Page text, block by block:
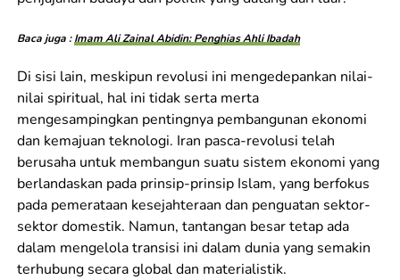
Baca juga :Imam Ali Zainal Abidin: Penghias Ahli Ibadah
Di sisi lain, meskipun revolusi ini mengedepankan nilai-
nilai spiritual, hal ini tidak serta merta
mengesampingkan pentingnya pembangunan ekonomi
dan kemajuan teknologi. Iran pasca-revolusi telah
berusaha untuk membangun suatu sistem ekonomi yang
berlandaskan pada prinsip-prinsip Islam, yang berfokus
pada pemerataan kesejahteraan dan penguatan sektor-
sektor domestik. Namun, tantangan besar tetap ada
dalam mengelola transisi ini dalam dunia yang semakin
terhubung secara global dan materialistik.